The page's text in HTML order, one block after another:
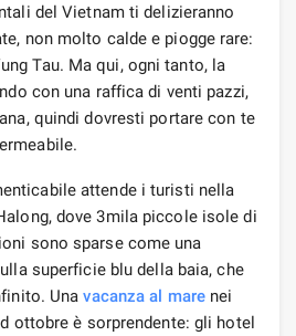
del Vietnam ti delizieranno
non molto calde e piogge rare:
Tau. Ma qui, ogni tanto, la
con una raffica di venti pazzi,
quindi dovresti portare con te
attende i turisti nella
dove 3mila piccole isole di
sono sparse come una
superficie blu della baia, che
Unavacanza al marenei
ottobre è sorprendente: gli hotel